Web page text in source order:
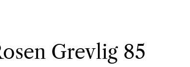
Grevlig 85